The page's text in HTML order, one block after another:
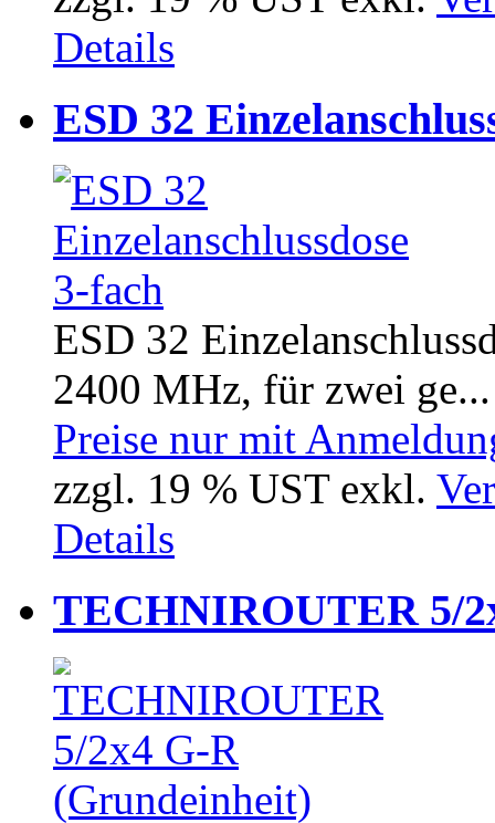
Details
ESD 32
ESD 32
2400 MHz, für zwei ge...
Preise nur mit
zzgl. 19 % UST exkl.
Details
TECHNIROUTER 5/